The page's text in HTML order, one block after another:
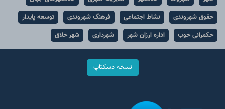
حقوق شهروندی
نشاط اجتماعی فرهنگ شهروندی
توسعه پایدار
حکمرانی خوب
اداره ارزان شهر شهرداری شهر خلاق
نسخه دسکتاپ